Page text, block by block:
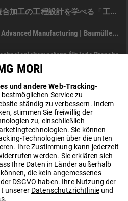
30種類のワーク事例から複合加工の工程設計を学べる「工程設計アドバイザー 複合加工機編」
450 TC +4 03:13
Production Optimization with Advanced Manufacturing | Baumüller (Czech Republic)
2000 TC LINEAR +3 02:28
für jede Branche
Seminaren
+4
GMBH +3
DMG MORI Kundenstory – VORREITER BEI DER DIGITALISIERUNG | RUN TEC GMBH
MORE